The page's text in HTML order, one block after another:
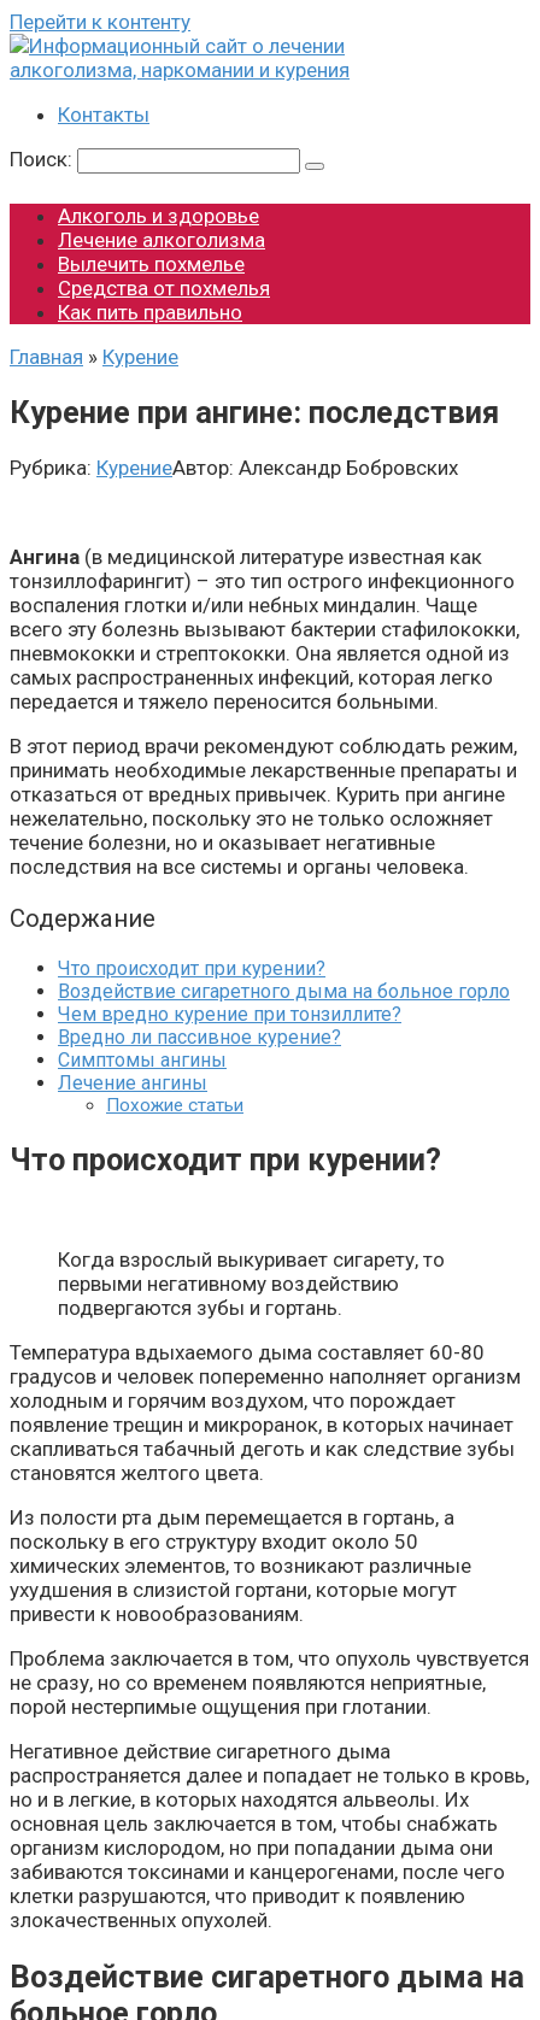
Перейти к контенту
Контакты
Поиск:
Алкоголь и здоровье
Лечение алкоголизма
Вылечить похмелье
Средства от похмелья
Как пить правильно
Главная » Курение
Курение при ангине: последствия
Рубрика: КурениеАвтор: Александр Бобровских
Ангина (в медицинской литературе известная как
тонзиллофарингит) – это тип острого инфекционного
воспаления глотки и/или небных миндалин. Чаще
всего эту болезнь вызывают бактерии стафилококки,
пневмококки и стрептококки. Она является одной из
самых распространенных инфекций, которая легко
передается и тяжело переносится больными.
В этот период врачи рекомендуют соблюдать режим,
принимать необходимые лекарственные препараты и
отказаться от вредных привычек. Курить при ангине
нежелательно, поскольку это не только осложняет
течение болезни, но и оказывает негативные
последствия на все системы и органы человека.
Содержание
Что происходит при курении?
Воздействие сигаретного дыма на больное горло
Чем вредно курение при тонзиллите?
Вредно ли пассивное курение?
Симптомы ангины
Лечение ангины
Похожие статьи
Что происходит при курении?
Когда взрослый выкуривает сигарету, то
первыми негативному воздействию
подвергаются зубы и гортань.
Температура вдыхаемого дыма составляет 60-80
градусов и человек попеременно наполняет организм
холодным и горячим воздухом, что порождает
появление трещин и микроранок, в которых начинает
скапливаться табачный деготь и как следствие зубы
становятся желтого цвета.
Из полости рта дым перемещается в гортань, а
поскольку в его структуру входит около 50
химических элементов, то возникают различные
ухудшения в слизистой гортани, которые могут
привести к новообразованиям.
Проблема заключается в том, что опухоль чувствуется
не сразу, но со временем появляются неприятные,
порой нестерпимые ощущения при глотании.
Негативное действие сигаретного дыма
распространяется далее и попадает не только в кровь,
но и в легкие, в которых находятся альвеолы. Их
основная цель заключается в том, чтобы снабжать
организм кислородом, но при попадании дыма они
забиваются токсинами и канцерогенами, после чего
клетки разрушаются, что приводит к появлению
злокачественных опухолей.
Воздействие сигаретного дыма на
больное горло